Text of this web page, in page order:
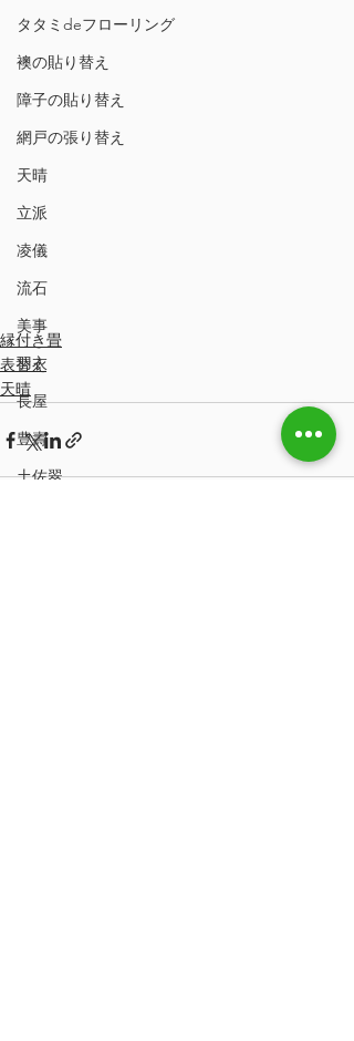
タタミdeフローリング
襖の貼り替え
障子の貼り替え
網戸の張り替え
天晴
立派
凌儀
流石
美事
羽衣
長屋
豊壽
土佐翠
縁付き畳
表替え
天晴